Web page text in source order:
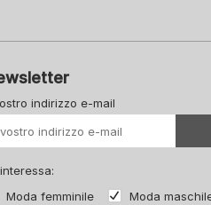
indirizzo e-mail
Moda femminile
Moda